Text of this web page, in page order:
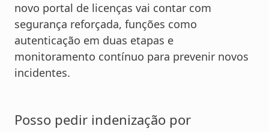
novo portal de licenças vai contar com
segurança reforçada, funções como
autenticação em duas etapas e
monitoramento contínuo para prevenir novos
incidentes.
Posso pedir indenização por